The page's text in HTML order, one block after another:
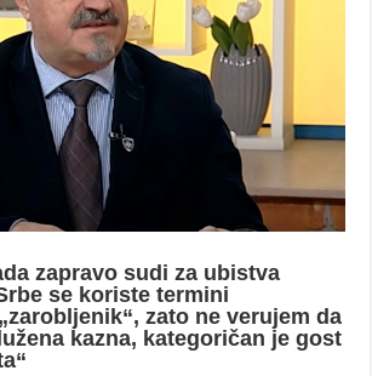
zapravo sudi za ubistva
se koriste termini
zato ne verujem da
kazna, kategoričan je gost